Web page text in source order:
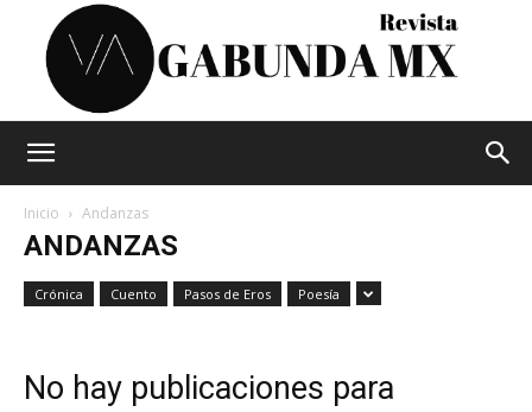
Mx
Inicio Andanzas
ANDANZAS
Crónica Cuento Pasos de Eros Poesía
No hay publicaciones para